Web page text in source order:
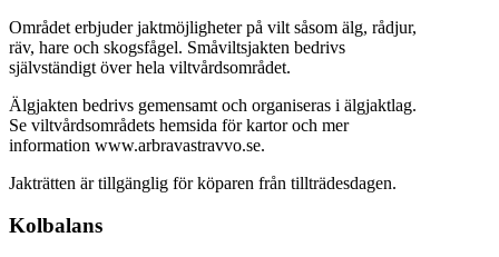
Området erbjuder jaktmöjligheter på vilt såsom älg, rådjur,
räv, hare och skogsfågel. Småviltsjakten bedrivs
självständigt över hela viltvårdsområdet.
Älgjakten bedrivs gemensamt och organiseras i älgjaktlag.
Se viltvårdsområdets hemsida för kartor och mer
information www.arbravastravvo.se.
Jakträtten är tillgänglig för köparen från tillträdesdagen.
Kolbalans